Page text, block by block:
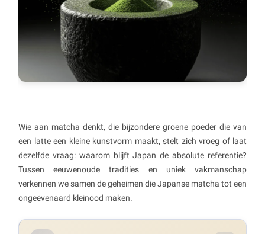
Wie aan matcha denkt, die bijzondere groene poeder die van
een latte een kleine kunstvorm maakt, stelt zich vroeg of laat
dezelfde vraag: waarom blijft Japan de absolute referentie?
Tussen eeuwenoude tradities en uniek vakmanschap
verkennen we samen de geheimen die Japanse matcha tot een
ongeëvenaard kleinood maken.